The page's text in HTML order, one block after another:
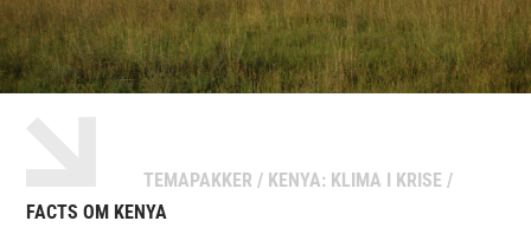
TEMAPAKKER / KENYA: KLIMA I KRISE /
FACTS OM KENYA